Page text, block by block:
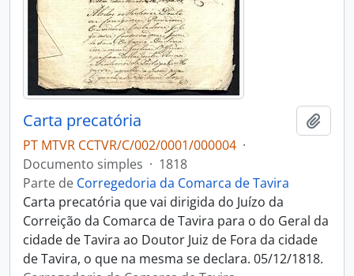
Carta precatória
PT MTVR CCTVR/C/002/0001/000004 ·
Documento simples · 1818
Parte de Corregedoria da Comarca de Tavira
Carta precatória que vai dirigida do Juízo da
Correição da Comarca de Tavira para o do Geral da
cidade de Tavira ao Doutor Juiz de Fora da cidade
de Tavira, o que na mesma se declara. 05/12/1818.